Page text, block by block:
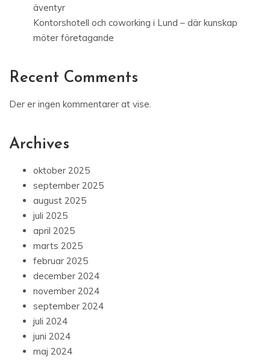
äventyr
Kontorshotell och coworking i Lund – där kunskap
möter företagande
Recent Comments
Der er ingen kommentarer at vise.
Archives
oktober 2025
september 2025
august 2025
juli 2025
april 2025
marts 2025
februar 2025
december 2024
november 2024
september 2024
juli 2024
juni 2024
maj 2024